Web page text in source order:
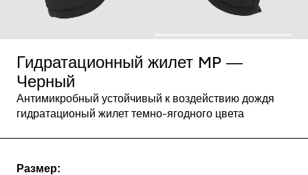
Гидратационный жилет MP —
Черный
Антимикробный устойчивый к воздействию дождя
гидратационый жилет темно-ягодного цвета
Размер: